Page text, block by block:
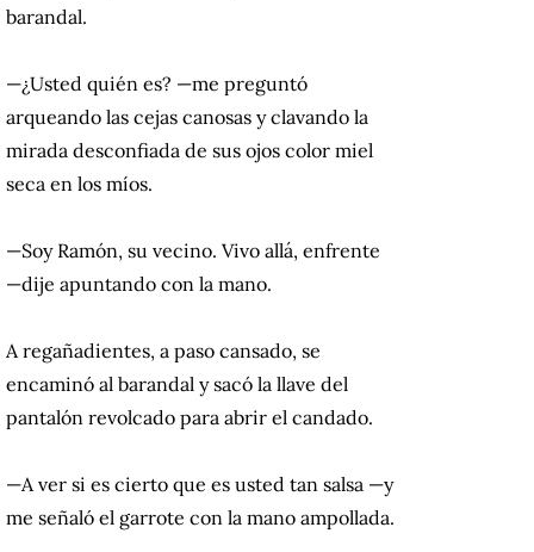
barandal.
—¿Usted quién es? —me preguntó
arqueando las cejas canosas y clavando la
mirada desconfiada de sus ojos color miel
seca en los míos.
—Soy Ramón, su vecino. Vivo allá, enfrente
—dije apuntando con la mano.
A regañadientes, a paso cansado, se
encaminó al barandal y sacó la llave del
pantalón revolcado para abrir el candado.
—A ver si es cierto que es usted tan salsa —y
me señaló el garrote con la mano ampollada.